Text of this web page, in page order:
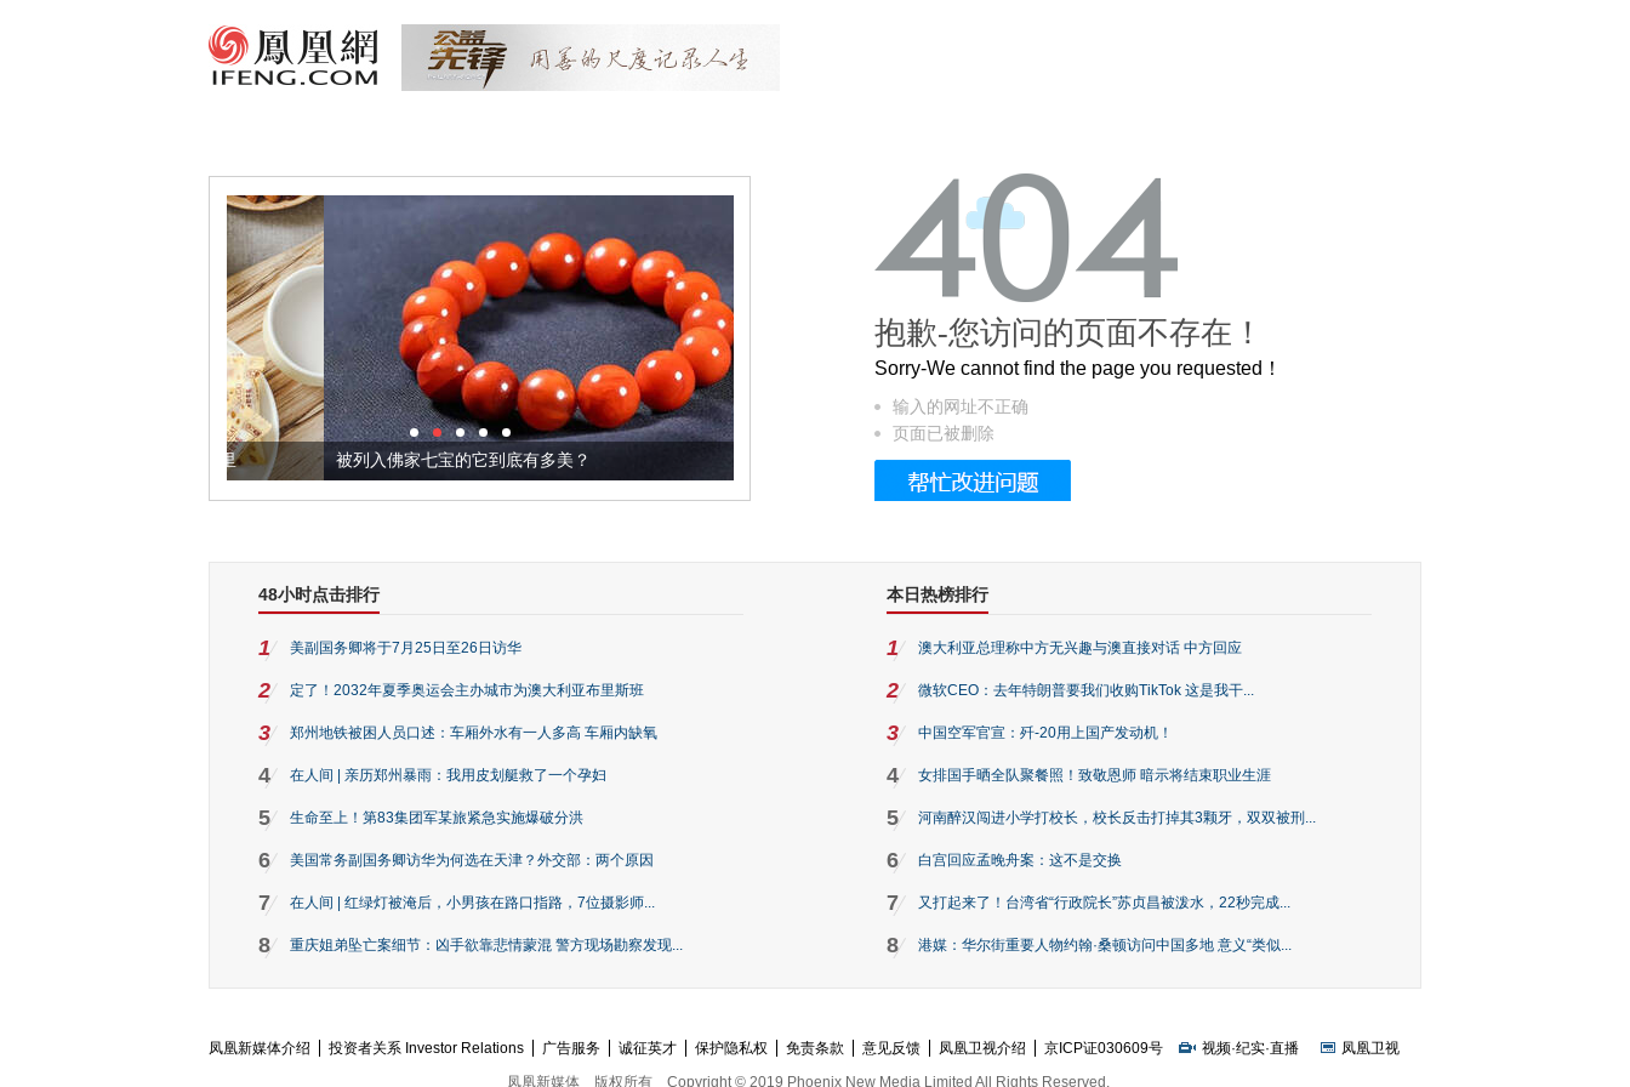
被列入佛家七宝的它到底有多美？ 这个3.2米的长卷，还原了600岁的紫禁城
抱歉-您访问的页面不存在！
Sorry-We cannot find the page you requested！
输入的网址不正确
页面已被删除
48小时点击排行
1 美副国务卿将于7月25日至26日访华
2 定了！2032年夏季奥运会主办城市为澳大利亚布里斯班
3 郑州地铁被困人员口述：车厢外水有一人多高 车厢内缺氧
4 在人间 | 亲历郑州暴雨：我用皮划艇救了一个孕妇
5 生命至上！第83集团军某旅紧急实施爆破分洪
6 美国常务副国务卿访华为何选在天津？外交部：两个原因
7 在人间 | 红绿灯被淹后，小男孩在路口指路，7位摄影师...
8 重庆姐弟坠亡案细节：凶手欲靠悲情蒙混 警方现场勘察发现...
本日热榜排行
1 澳大利亚总理称中方无兴趣与澳直接对话 中方回应
2 微软CEO：去年特朗普要我们收购TikTok 这是我干...
3 中国空军官宣：歼-20用上国产发动机！
4 女排国手晒全队聚餐照！致敬恩师 暗示将结束职业生涯
5 河南醉汉闯进小学打校长，校长反击打掉其3颗牙，双双被刑...
6 白宫回应孟晚舟案：这不是交换
7 又打起来了！台湾省“行政院长”苏贞昌被泼水，22秒完成...
8 港媒：华尔街重要人物约翰·桑顿访问中国多地 意义“类似...
凤凰新媒体介绍 投资者关系 Investor Relations 广告服务 诚征英才 保护隐私权 免责条款 意见反馈 凤凰卫视介绍 京ICP证030609号 视频·纪实·直播
凤凰卫视
凤凰新媒体
版权所有 Copyright © 2019 Phoenix New Media Limited All Rights Reserved.